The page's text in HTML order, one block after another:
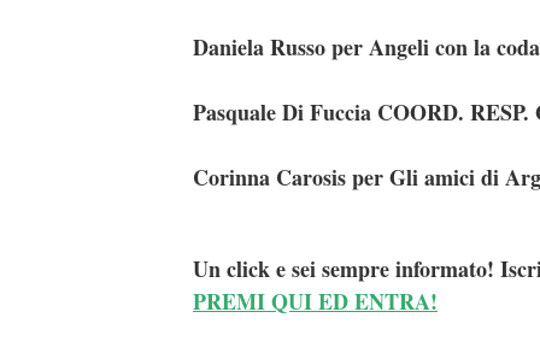
Daniela Russo
Pasquale Di Fuccia COORD.
Corinna Carosis per Gli amici di
Un click e sei sempre informato!
PREMI QUI ED ENTRA!